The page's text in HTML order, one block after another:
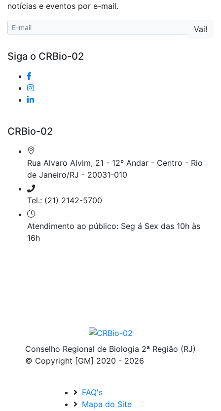
notícias e eventos por e-mail.
Siga o CRBio-02
CRBio-02
Rua Alvaro Alvim, 21 - 12º Andar - Centro - Rio
de Janeiro/RJ - 20031-010
Tel.: (21) 2142-5700
Atendimento ao público: Seg á Sex das 10h às
16h
Conselho Regional de Biologia 2ª Região (RJ)
© Copyright [GM] 2020 - 2026
FAQ's
Mapa do Site